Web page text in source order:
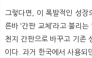
그렇다면, 이 폭발적인 성장
른바 ‘간판 교체’라고 불리
천지 간판으로 바꾸고 기존
이다. 과거 한국에서 사용되